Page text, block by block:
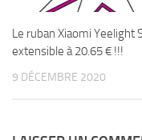
Le ruban Xiaomi Yeelight
extensible à 20.65 € !!!
9 DÉCEMBRE 2020